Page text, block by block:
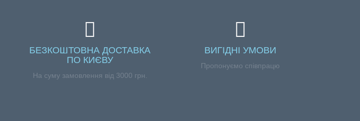
БЕЗКОШТОВНА ДОСТАВКА
ПО КИЄВУ
На суму замовлення від 3000 грн.
ВИГІДНІ УМОВИ
Пропонуємо співпрацю